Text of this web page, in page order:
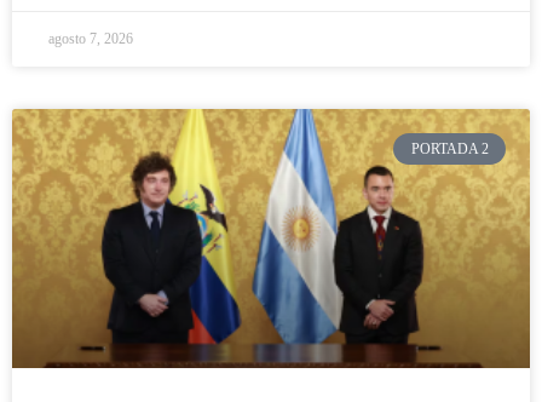
agosto 7, 2026
PORTADA 2